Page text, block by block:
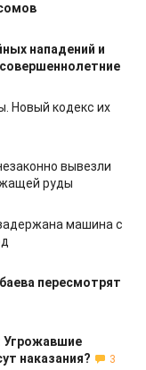
нападений и
Новый кодекс их
вывезли
руды
машина с
пересмотрят
Угрожавшие
наказания?
3